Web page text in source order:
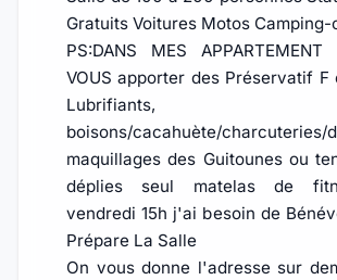
Gratuits Voitures Motos Camping-
PS:DANS MES
VOUS apporter des Préservatif F
Lubrifiants,
boisons/cacahuète/charcuteries/
maquillages des Guitounes ou
déplies seul matelas de
vendredi 15h j'ai besoin de
Prépare La Salle
On vous donne l'adresse sur